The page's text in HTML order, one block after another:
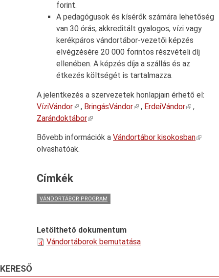
forint.
A pedagógusok és kísérők számára lehetőség
van 30 órás, akkreditált gyalogos, vízi vagy
kerékpáros vándortábor-vezetői képzés
elvégzésére 20 000 forintos részvételi díj
ellenében. A képzés díja a szállás és az
étkezés költségét is tartalmazza.
A jelentkezés a szervezetek honlapjain érhető el:
VíziVándor
, BringásVándor , ErdeiVándor
,
Zarándoktábor
Bővebb információk a Vándortábor kisokosban
olvashatóak.
Címkék
VÁNDORTÁBOR PROGRAM
Letölthető dokumentum
Vándortáborok bemutatása
KERESŐ